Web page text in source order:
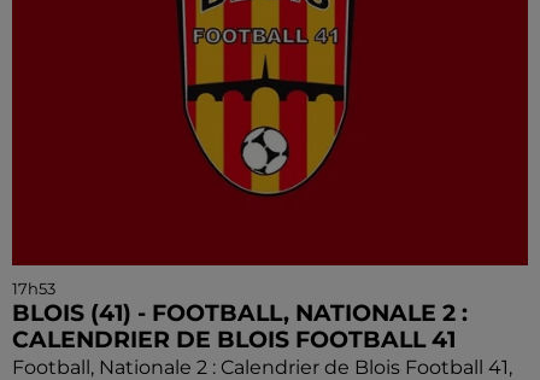
17h53
BLOIS (41) - FOOTBALL, NATIONALE 2 :
CALENDRIER DE BLOIS FOOTBALL 41
Football, Nationale 2 : Calendrier de Blois Football 41,